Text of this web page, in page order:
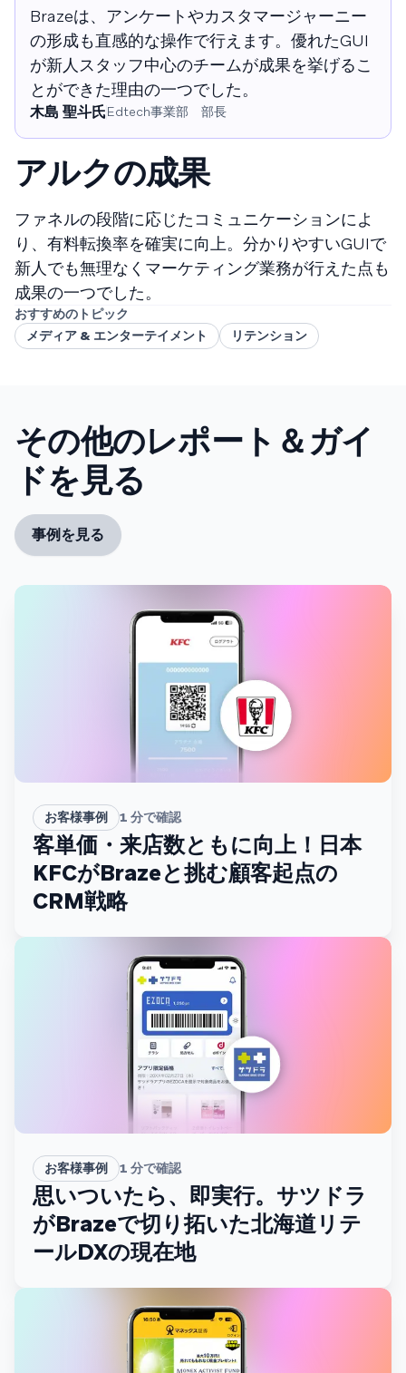
Brazeは、アンケートやカスタマージャーニー
の形成も直感的な操作で行えます。優れたGUI
が新人スタッフ中心のチームが成果を挙げるこ
とができた理由の一つでした。
木島 聖斗氏Edtech事業部 部長
アルクの成果
ファネルの段階に応じたコミュニケーションによ
り、有料転換率を確実に向上。分かりやすいGUIで
新人でも無理なくマーケティング業務が行えた点も
成果の一つでした。
おすすめのトピック
メディア & エンターテイメント
リテンション
その他のレポート＆ガイ
ドを見る
事例を見る
お客様事例 1 分で確認
客単価・来店数ともに向上！日本
KFCがBrazeと挑む顧客起点の
CRM戦略
お客様事例 1 分で確認
思いついたら、即実行。サツドラ
がBrazeで切り拓いた北海道リテ
ールDXの現在地